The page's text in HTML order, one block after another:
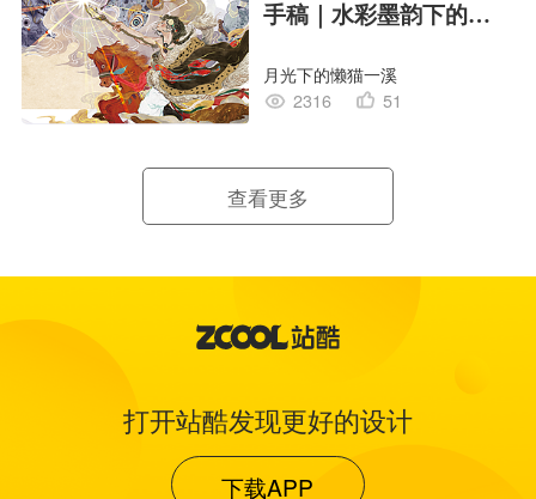
手稿｜水彩墨韵下的史
月光下的懒猫一溪
2316
51
查看更多
打开站酷发现更好的设计
下载APP